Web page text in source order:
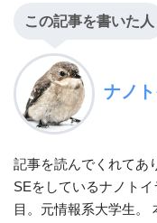
この記事を書いた人
ナノ
記事を読んでくれてあ
SEをしているナノト
目。元情報系大学生。